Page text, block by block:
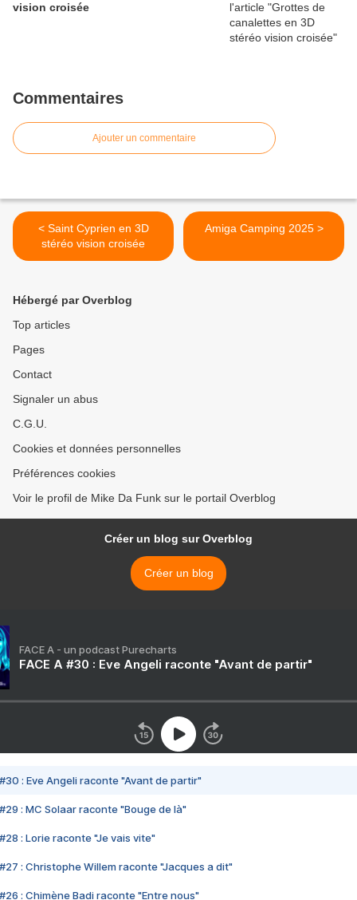
vision croisée
Commentaires
Ajouter un commentaire
< Saint Cyprien en 3D
stéréo vision croisée
Amiga Camping 2025 >
Hébergé par Overblog
Top articles
Pages
Contact
Signaler un abus
C.G.U.
Cookies et données personnelles
Préférences cookies
Voir le profil de Mike Da Funk sur le portail Overblog
Créer un blog sur Overblog
Créer un blog
FACE A - un podcast Purecharts
FACE A #30 : Eve Angeli raconte "Avant de partir"
#30 : Eve Angeli raconte "Avant de partir"
#29 : MC Solaar raconte "Bouge de là"
#28 : Lorie raconte "Je vais vite"
#27 : Christophe Willem raconte "Jacques a dit"
#26 : Chimène Badi raconte "Entre nous"